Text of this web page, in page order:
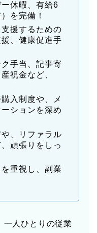
休暇、有給6
を完備！
援するための
、健康促進手
手当、記事寄
祝金など、
入制度や、メ
ションを深め
、リファラル
頑張りをしっ
重視し、副業
一人ひとりの従業